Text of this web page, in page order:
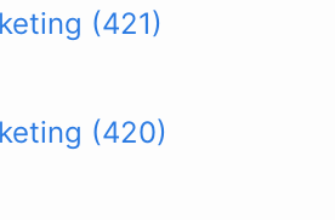
(421)
(420)